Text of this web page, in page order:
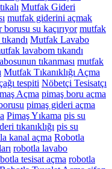
Mutfak Gideri
mutfak giderini açmak
su kaçırıyor mutfak
Mutfak Lavabo
lavabom tıkandı
tıkanması mutfak
Mutfak Tıkanıklığı Açma
tespiti Nöbetçi Tesisatçı
Açma pimaş boru açma
pimaş gideri açma
Pimaş Yıkama pis su
tıkanıklığı pis su
kanal açma Robotla
robotla lavabo
tesisat açma robotla